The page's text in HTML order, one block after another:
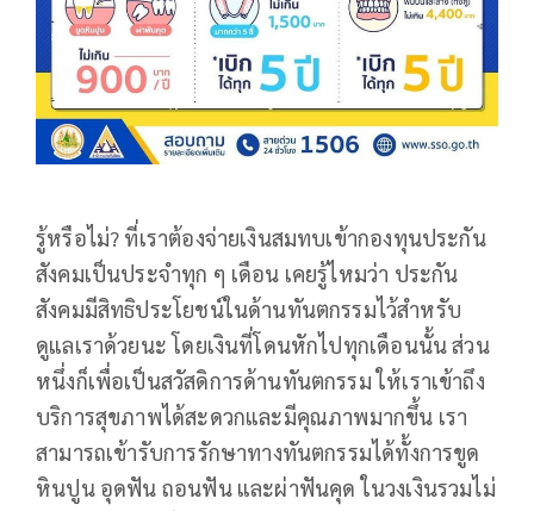
รู้หรือไม่? ที่เราต้องจ่ายเงินสมทบเข้ากองทุนประกัน
สังคมเป็นประจำทุก ๆ เดือน เคยรู้ไหมว่า ประกัน
สังคมมีสิทธิประโยชน์ในด้านทันตกรรมไว้สำหรับ
ดูแลเราด้วยนะ โดยเงินที่โดนหักไปทุกเดือนนั้น ส่วน
หนึ่งก็เพื่อเป็นสวัสดิการด้านทันตกรรม ให้เราเข้าถึง
บริการสุขภาพได้สะดวกและมีคุณภาพมากขึ้น เรา
สามารถเข้ารับการรักษาทางทันตกรรมได้ทั้งการขูด
หินปูน อุดฟัน ถอนฟัน และผ่าฟันคุด ในวงเงินรวมไม่